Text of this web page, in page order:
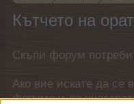
Кътчето на
Скъпи форум
Ако вие искате да се
форума и да